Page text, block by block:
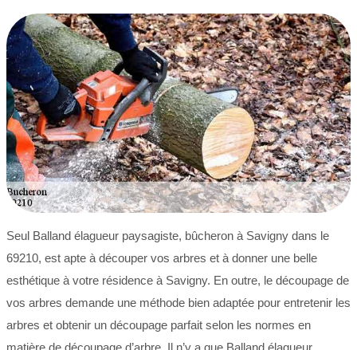
Seul Balland élagueur paysagiste, bûcheron à Savigny dans le
69210, est apte à découper vos arbres et à donner une belle
esthétique à votre résidence à Savigny. En outre, le découpage de
vos arbres demande une méthode bien adaptée pour entretenir les
arbres et obtenir un découpage parfait selon les normes en